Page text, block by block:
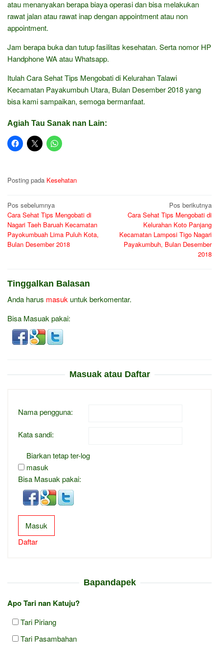
atau menanyakan berapa biaya operasi dan bisa melakukan
rawat jalan atau rawat inap dengan appointment atau non
appointment.
Jam berapa buka dan tutup fasilitas kesehatan. Serta nomor HP
Handphone WA atau Whatsapp.
Itulah Cara Sehat Tips Mengobati di Kelurahan Talawi
Kecamatan Payakumbuh Utara, Bulan Desember 2018 yang
bisa kami sampaikan, semoga bermanfaat.
Agiah Tau Sanak nan Lain:
Posting pada Kesehatan
Navigasi
pos
Pos sebelumnya
Cara Sehat Tips Mengobati di
Nagari Taeh Baruah Kecamatan
Payokumbuah Lima Puluh Kota,
Bulan Desember 2018
Pos berikutnya
Cara Sehat Tips Mengobati di
Kelurahan Koto Panjang
Kecamatan Lamposi Tigo Nagari
Payakumbuh, Bulan Desember
2018
Tinggalkan Balasan
Anda harus masuk untuk berkomentar.
Bisa Masuak pakai:
Masuak atau Daftar
Nama pengguna:
Kata sandi:
Biarkan tetap ter-log
masuk
Bisa Masuak pakai:
Masuk
Daftar
Bapandapek
Apo Tari nan Katuju?
Tari Piriang
Tari Pasambahan